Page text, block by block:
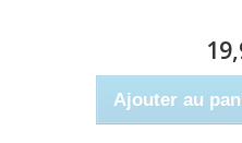
Ajouter au